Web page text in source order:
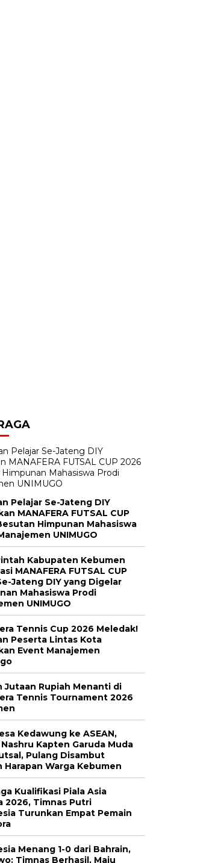
Pelajar Se-Jateng DIY
MANAFERA FUTSAL CUP
Himpunan Mahasiswa
UNIMUGO
Kabupaten Kebumen
MANAFERA FUTSAL CUP
Jateng DIY yang Digelar
Mahasiswa Prodi
UNIMUGO
Tennis Cup 2026 Meledak!
Peserta Lintas Kota
Event Manajemen
Jutaan Rupiah Menanti di
Tennis Tournament 2026
Kedawung ke ASEAN,
Kapten Garuda Muda
Pulang Disambut
Harapan Warga Kebumen
Kualifikasi Piala Asia
2026, Timnas Putri
Turunkan Empat Pemain
Menang 1-0 dari Bahrain,
Timnas Berhasil, Maju